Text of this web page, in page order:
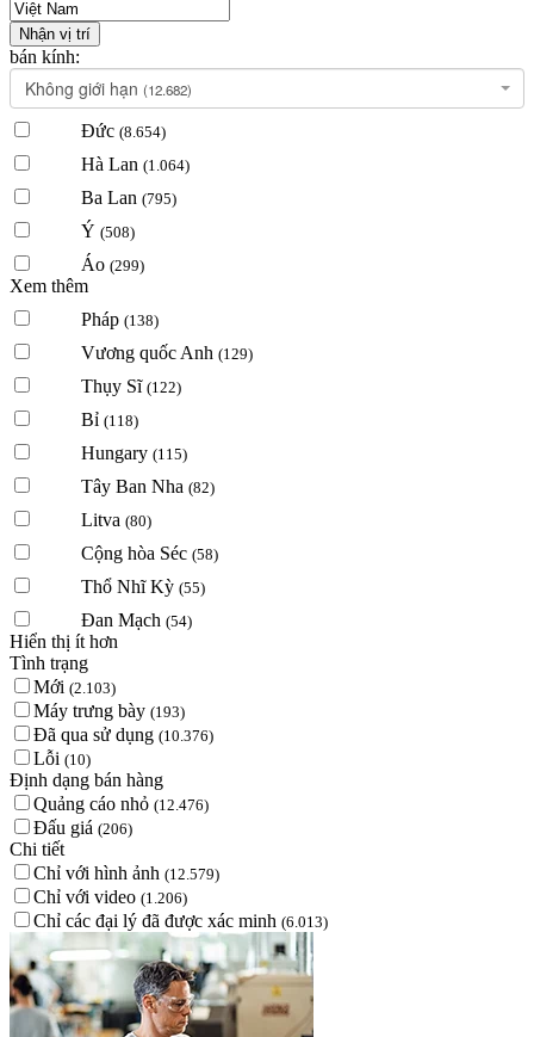
Nhận vị trí
bán kính:
Không giới hạn (12.682)
Đức (8.654)
Hà Lan (1.064)
Ba Lan (795)
Ý (508)
Áo (299)
Xem thêm
Pháp (138)
Vương quốc Anh (129)
Thụy Sĩ (122)
Bỉ (118)
Hungary (115)
Tây Ban Nha (82)
Litva (80)
Cộng hòa Séc (58)
Thổ Nhĩ Kỳ (55)
Đan Mạch (54)
Hiển thị ít hơn
Tình trạng
Mới (2.103)
Máy trưng bày (193)
Đã qua sử dụng (10.376)
Lỗi (10)
Định dạng bán hàng
Quảng cáo nhỏ (12.476)
Đấu giá (206)
Chi tiết
Chỉ với hình ảnh (12.579)
Chỉ với video (1.206)
Chỉ các đại lý đã được xác minh (6.013)